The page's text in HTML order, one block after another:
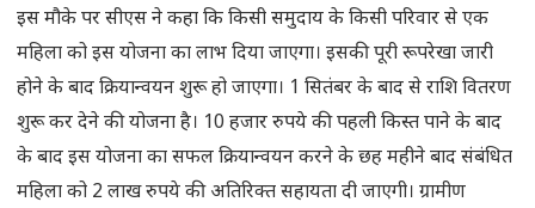
इस मौके पर सीएस ने कहा कि किसी समुदाय के किसी परिवार से एक
महिला को इस योजना का लाभ दिया जाएगा। इसकी पूरी रूपरेखा जारी
होने के बाद क्रियान्वयन शुरू हो जाएगा। 1 सितंबर के बाद से राशि वितरण
शुरू कर देने की योजना है। 10 हजार रुपये की पहली किस्त पाने के बाद
के बाद इस योजना का सफल क्रियान्वयन करने के छह महीने बाद संबंधित
महिला को 2 लाख रुपये की अतिरिक्त सहायता दी जाएगी। ग्रामीण